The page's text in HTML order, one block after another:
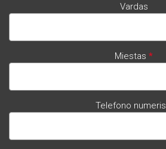
Vardas
Miestas *
Telefono numeris